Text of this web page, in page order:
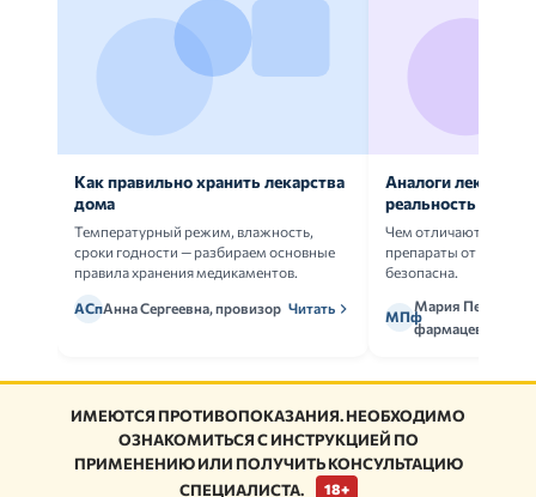
Как правильно хранить лекарства
дома
Температурный режим, влажность,
сроки годности — разбираем основные
правила хранения медикаментов.
АСпАнна Сергеевна, провизор Читать
Аналоги
реальность
Чем отличаются
препараты от
безопасна.
МПф
Мария Петрова,
фармацевт
ИМЕЮТСЯ ПРОТИВОПОКАЗАНИЯ. НЕОБХОДИМО
ОЗНАКОМИТЬСЯ С ИНСТРУКЦИЕЙ ПО
ПРИМЕНЕНИЮ ИЛИ ПОЛУЧИТЬ КОНСУЛЬТАЦИЮ
СПЕЦИАЛИСТА.
18+